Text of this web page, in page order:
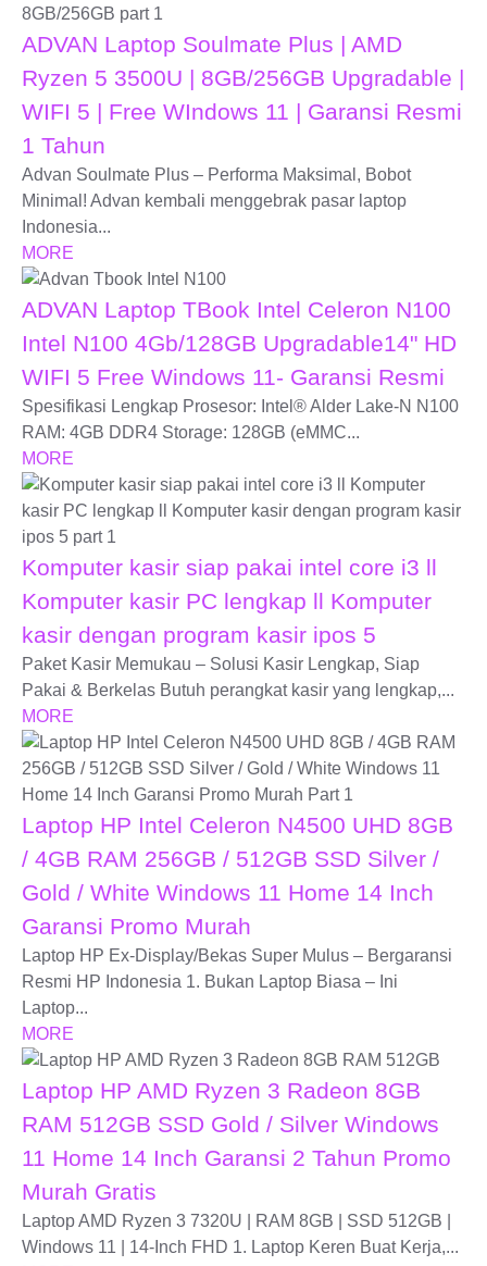
ADVAN Laptop Soulmate Plus | AMD
Ryzen 5 3500U | 8GB/256GB Upgradable |
WIFI 5 | Free WIndows 11 | Garansi Resmi
1 Tahun
Advan Soulmate Plus – Performa Maksimal, Bobot
Minimal! Advan kembali menggebrak pasar laptop
Indonesia...
MORE
ADVAN Laptop TBook Intel Celeron N100
Intel N100 4Gb/128GB Upgradable14" HD
WIFI 5 Free Windows 11- Garansi Resmi
Spesifikasi Lengkap Prosesor: Intel® Alder Lake-N N100
RAM: 4GB DDR4 Storage: 128GB (eMMC...
MORE
Komputer kasir siap pakai intel core i3 ll
Komputer kasir PC lengkap ll Komputer
kasir dengan program kasir ipos 5
Paket Kasir Memukau – Solusi Kasir Lengkap, Siap
Pakai & Berkelas Butuh perangkat kasir yang lengkap,...
MORE
Laptop HP Intel Celeron N4500 UHD 8GB
/ 4GB RAM 256GB / 512GB SSD Silver /
Gold / White Windows 11 Home 14 Inch
Garansi Promo Murah
Laptop HP Ex-Display/Bekas Super Mulus – Bergaransi
Resmi HP Indonesia 1. Bukan Laptop Biasa – Ini
Laptop...
MORE
Laptop HP AMD Ryzen 3 Radeon 8GB
RAM 512GB SSD Gold / Silver Windows
11 Home 14 Inch Garansi 2 Tahun Promo
Murah Gratis
Laptop AMD Ryzen 3 7320U | RAM 8GB | SSD 512GB |
Windows 11 | 14-Inch FHD 1. Laptop Keren Buat Kerja,...